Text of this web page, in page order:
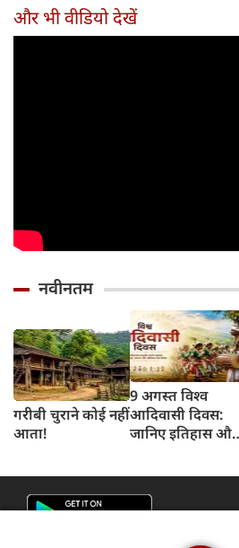
और भी वीडियो देखें
नवीनतम
गरीबी चुराने कोई नहीं
आता!
9 अगस्त विश्व
आदिवासी दिवस:
जानिए इतिहास और